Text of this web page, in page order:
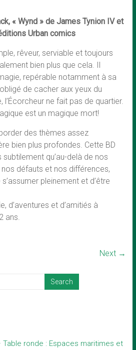
« Wynd » de James Tynion IV et
Urban comics
rêveur, serviable et toujours
bien plus que cela. Il
repérable notamment à sa
de cacher aux yeux du
l’Écorcheur ne fait pas de quartier.
est un magique mort!
des thèmes assez
bien plus profondes. Cette BD
qu’au-delà de nos
défauts et nos différences,
pleinement et d’être
d’aventures et d’amitiés à
ans.
Next →
Table ronde : Espaces maritimes et